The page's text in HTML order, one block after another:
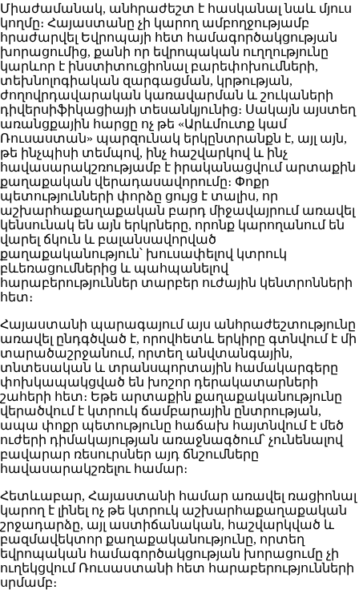
Միաժամանակ, անհրաժեշտ է հասկանալ նաև մյուս
կողմը։ Հայաստանը չի կարող ամբողջությամբ
հրաժարվել Եվրոպայի հետ համագործակցության
խորացումից, քանի որ եվրոպական ուղղությունը
կարևոր է ինստիտուցիոնալ բարեփոխումների,
տեխնոլոգիական զարգացման, կրթության,
ժողովրդավարական կառավարման և շուկաների
դիվերսիֆիկացիայի տեսանկյունից։ Սակայն այստեղ
առանցքային հարցը ոչ թե «Արևմուտք կամ
Ռուսաստան» պարզունակ երկընտրանքն է, այլ այն,
թե ինչպիսի տեմպով, ինչ հաշվարկով և ինչ
հավասարակշռությամբ է իրականացվում արտաքին
քաղաքական վերադասավորումը։ Փոքր
պետությունների փորձը ցույց է տալիս, որ
աշխարհաքաղաքական բարդ միջավայրում առավել
կենսունակ են այն երկրները, որոնք կարողանում են
վարել ճկուն և բալանսավորված
քաղաքականություն՝ խուսափելով կտրուկ
բևեռացումներից և պահպանելով
հարաբերություններ տարբեր ուժային կենտրոնների
հետ։
Հայաստանի պարագայում այս անհրաժեշտությունը
առավել ընդգծված է, որովհետև երկիրը գտնվում է մի
տարածաշրջանում, որտեղ անվտանգային,
տնտեսական և տրանսպորտային համակարգերը
փոխկապակցված են խոշոր դերակատարների
շահերի հետ։ Եթե արտաքին քաղաքականությունը
վերածվում է կտրուկ ճամբարային ընտրության,
ապա փոքր պետությունը հաճախ հայտնվում է մեծ
ուժերի դիմակայության առաջնագծում՝ չունենալով
բավարար ռեսուրսներ այդ ճնշումները
հավասարակշռելու համար։
Հետևաբար, Հայաստանի համար առավել ռացիոնալ
կարող է լինել ոչ թե կտրուկ աշխարհաքաղաքական
շրջադարձը, այլ աստիճանական, հաշվարկված և
բազմավեկտոր քաղաքականությունը, որտեղ
եվրոպական համագործակցության խորացումը չի
ուղեկցվում Ռուսաստանի հետ հարաբերությունների
սրմամբ։